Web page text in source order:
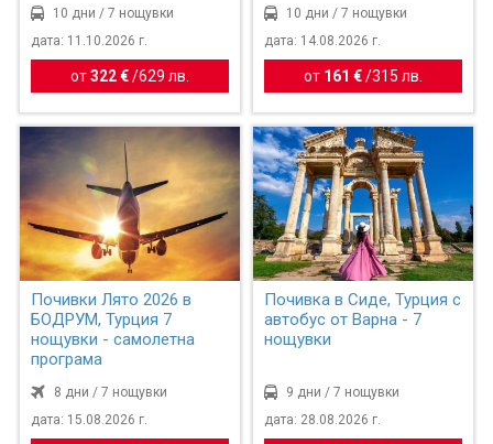
10 дни / 7 нощувки
дата: 11.10.2026 г.
от322 € /629 лв.
10 дни / 7 нощувки
дата: 14.08.2026 г.
от 161 €/315 лв.
Почивки Лято 2026 в
БОДРУМ, Турция 7
нощувки - самолетна
програма
8 дни / 7 нощувки
дата: 15.08.2026 г.
Почивка в Сиде, Турция с
автобус от Варна - 7
нощувки
9 дни / 7 нощувки
дата: 28.08.2026 г.